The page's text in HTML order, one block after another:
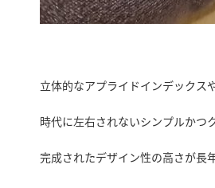
立体的なアプライドインデックス
時代に左右されないシンプルかつ
完成されたデザイン性の高さが長